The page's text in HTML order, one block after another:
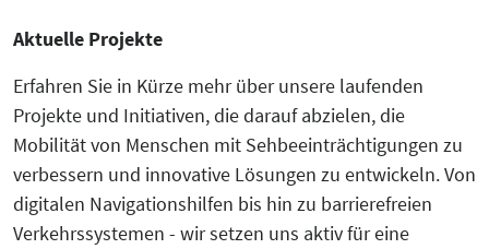
Aktuelle Projekte
Erfahren Sie in Kürze mehr über unsere laufenden
Projekte und Initiativen, die darauf abzielen, die
Mobilität von Menschen mit Sehbeeinträchtigungen zu
verbessern und innovative Lösungen zu entwickeln. Von
digitalen Navigationshilfen bis hin zu barrierefreien
Verkehrssystemen - wir setzen uns aktiv für eine